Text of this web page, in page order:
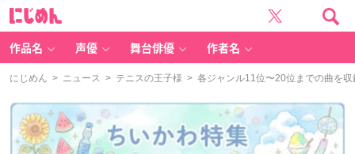
作品名 声優 舞台俳優 作者名
にじめん > ニュース > テニスの王子様 > 各ジャンル11位〜20位までの曲を